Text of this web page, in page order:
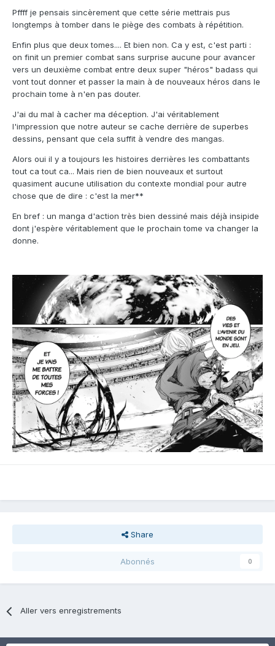
Pffff je pensais sincèrement que cette série mettrais pus
longtemps à tomber dans le piège des combats à répétition.
Enfin plus que deux tomes.... Et bien non. Ca y est, c'est parti :
on finit un premier combat sans surprise aucune pour avancer
vers un deuxième combat entre deux super "héros" badass qui
vont tout donner et passer la main à de nouveaux héros dans le
prochain tome à n'en pas douter.
J'ai du mal à cacher ma déception. J'ai véritablement
l'impression que notre auteur se cache derrière de superbes
dessins, pensant que cela suffit à vendre des mangas.
Alors oui il y a toujours les histoires derrières les combattants
tout ca tout ca... Mais rien de bien nouveaux et surtout
quasiment aucune utilisation du contexte mondial pour autre
chose que de dire : c'est la mer**
En bref : un manga d'action très bien dessiné mais déjà insipide
dont j'espère véritablement que le prochain tome va changer la
donne.
Share
Abonnés 0
Aller vers enregistrements